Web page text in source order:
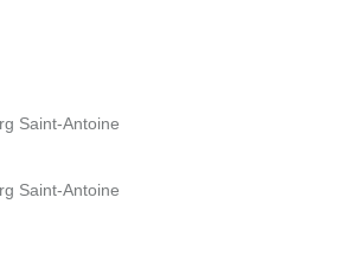
Saint-Antoine
Saint-Antoine